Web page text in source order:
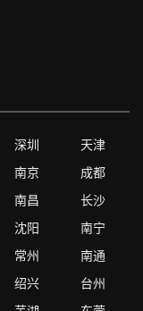
深圳
天津
南京
成都
南昌
长沙
沈阳
南宁
常州
南通
绍兴
台州